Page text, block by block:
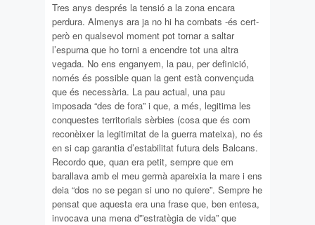
Tres anys després la tensió a la zona encara
perdura. Almenys ara ja no hi ha combats -és cert-
però en qualsevol moment pot tornar a saltar
l’espurna que ho torni a encendre tot una altra
vegada. No ens enganyem, la pau, per definició,
només és possible quan la gent està convençuda
que és necessària. La pau actual, una pau
imposada “des de fora” i que, a més, legitima les
conquestes territorials sèrbies (cosa que és com
reconèixer la legitimitat de la guerra mateixa), no és
en si cap garantia d’estabilitat futura dels Balcans.
Recordo que, quan era petit, sempre que em
barallava amb el meu germà apareixia la mare i ens
deia “dos no se pegan si uno no quiere”. Sempre he
pensat que aquesta era una frase que, ben entesa,
invocava una mena d'”estratègia de vida” que